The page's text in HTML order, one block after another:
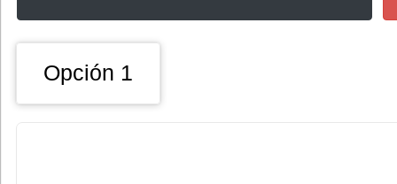
Opción 1